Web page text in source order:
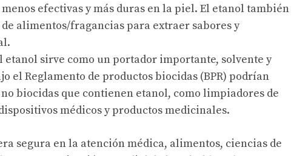
efectivas y más duras en la piel. El etanol también
alimentos/fragancias para extraer sabores y
etanol sirve como un portador importante, solvente y
el Reglamento de productos biocidas (BPR) podrían
biocidas que contienen etanol, como limpiadores de
médicos y productos medicinales.
segura en la atención médica, alimentos, ciencias de